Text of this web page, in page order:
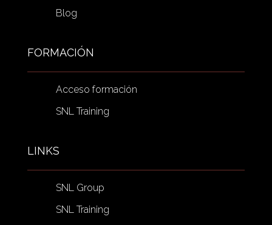
Blog
FORMACIÓN
Acceso formación
SNL Training
LINKS
SNL Group
SNL Training